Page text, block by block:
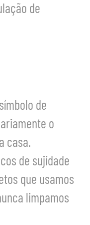
de
de
o
casa.
de sujidade
que usamos
limpamos